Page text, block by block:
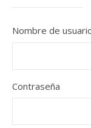
Nombre de
Contraseña